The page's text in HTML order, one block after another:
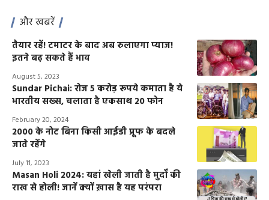
और खबरें
तैयार रहें! टमाटर के बाद अब रुलाएगा प्याज!
इतने बढ़ सकते हैं भाव
August 5, 2023
Sundar Pichai: रोज 5 करोड़ रूपये कमाता है ये
भारतीय सख्स, चलाता है एकसाथ 20 फोन
February 20, 2024
2000 के नोट बिना किसी आईडी प्रूफ के बदले
जाते रहेंगे
July 11, 2023
Masan Holi 2024: यहां खेली जाती है मुर्दों की
राख से होली! जानें क्यों ख़ास है यह परंपरा